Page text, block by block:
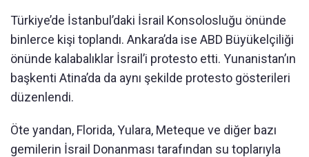
Türkiye’de İstanbul’daki İsrail Konsolosluğu önünde
binlerce kişi toplandı. Ankara’da ise ABD Büyükelçiliği
önünde kalabalıklar İsrail’i protesto etti. Yunanistan’ın
başkenti Atina’da da aynı şekilde protesto gösterileri
düzenlendi.
Öte yandan, Florida, Yulara, Meteque ve diğer bazı
gemilerin İsrail Donanması tarafından su toplarıyla